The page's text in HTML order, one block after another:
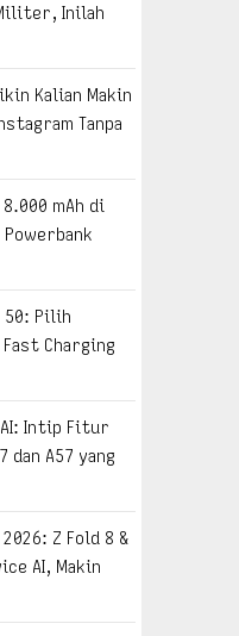
Inilah
Kalian Makin
Tanpa
mAh di
50: Pilih
Charging
AI: Intip Fitur
dan A57 yang
Z Fold 8 &
AI, Makin